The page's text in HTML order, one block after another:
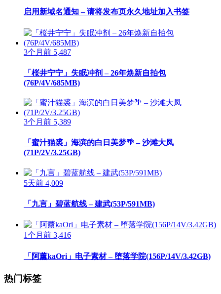
启用新域名通知 – 请将发布页永久地址加入书签
3个月前 5,487
「桜井宁宁」失眠冲剂 – 26年焕新自拍包
(76P/4V/685MB)
3个月前 5,389
「蜜汁猫裘」海滨的白日美梦🌴 – 沙滩大凤
(71P/2V/3.25GB)
5天前 4,009
「九言」碧蓝航线 – 建武(53P/591MB)
1个月前 3,416
「阿薰kaOri」电子素材 – 堕落学院(156P/14V/3.42GB)
热门标签